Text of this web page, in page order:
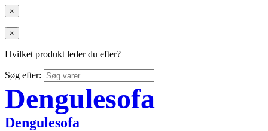
×
×
Hvilket produkt leder du efter?
Søg efter:
Dengulesofa
Dengulesofa